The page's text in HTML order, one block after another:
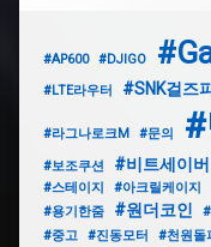
#AP600 #DJIGO
#LTE라우터
#SNK걸즈
#라그나로크M #문의 #
#보조쿠션 #비트세이버
#스테이지
#아크릴케이지
#용기한줌
#원더코인
#중고 #진동모터 #천원돌